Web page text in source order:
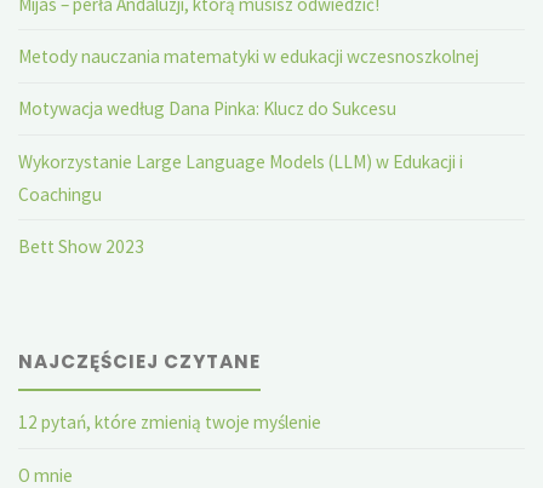
Metody nauczania matematyki w edukacji wczesnoszkolnej
Motywacja według Dana Pinka: Klucz do Sukcesu
Wykorzystanie Large Language Models (LLM) w Edukacji i
Coachingu
Bett Show 2023
NAJCZĘŚCIEJ CZYTANE
12 pytań, które zmienią twoje myślenie
O mnie